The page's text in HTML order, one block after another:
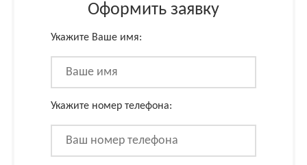
Оформить заявку
Укажите Ваше имя:
Укажите номер телефона: